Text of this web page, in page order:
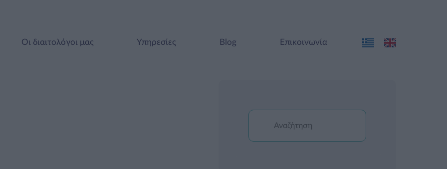
Οι διαιτολόγοι μας Υπηρεσίες Blog Επικοινωνία